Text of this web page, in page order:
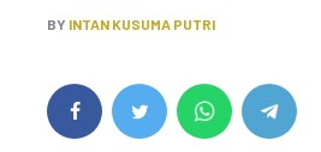
BY INTAN KUSUMA PUTRI